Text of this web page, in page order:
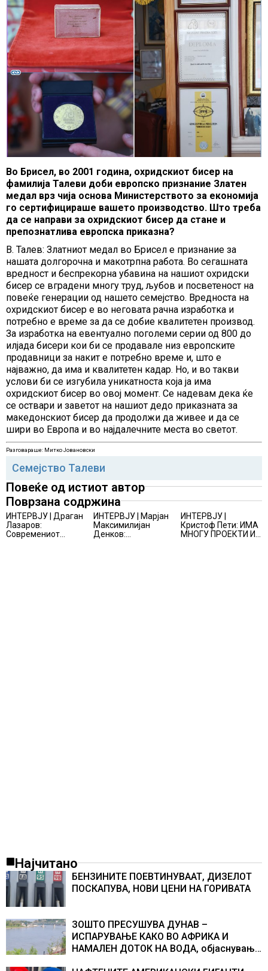
Во Брисел, во 2001 година, охридскиот бисер на
фамилија Талеви доби европско признание Златен
медал врз чија основа Министерството за економија
го сертифицираше вашето производство. Што треба
да се направи за охридскиот бисер да стане и
препознатлива европска приказна?
В. Талев: Златниот медал во Брисел е признание за
нашата долгорочна и макотрпна работа. Во сегашната
вредност и беспрекорна убавина на нашиот охридски
бисер се вградени мнoгу труд, љубов и посветеност на
повеќе генерации од нашето семејство. Вредноста на
охридскиот бисер е во неговата рачна изработка и
потребно е време за да се добие квалитетен производ.
За изработка на евентуално поголеми серии од 800 до
илјада бисери кои би се продавале низ европските
продавници за накит е потребно време и, што е
најважно, да има и квалитетен кадар. Но, и во такви
услови би се изгубила уникатноста која ја има
охридскиот бисер во овој момент. Се надевам дека ќе
се оствари и заветот на нашиот дедо приказната за
македонскиот бисер да продолжи да живее и да се
шири во Европа и во најдалечните места во светот.
Разговараше: Митко Јовановски
Семејство Талеви
Повеќе од истиот автор
Поврзана содржина
ИНТЕРВЈУ | Драган
Лазаров:
Современиот
ИНТЕРВЈУ | Марјан
Максимилијан
Денков:
ИНТЕРВЈУ |
Кристоф Пети: ИМА
МНОГУ ПРОЕКТИ И
Најчитано
БЕНЗИНИТЕ ПОЕВТИНУВААТ, ДИЗЕЛОТ
ПОСКАПУВА, НОВИ ЦЕНИ НА ГОРИВАТА
ЗОШТО ПРЕСУШУВА ДУНАВ –
ИСПАРУВАЊЕ КАКО ВО АФРИКА И
НАМАЛЕН ДОТОК НА ВОДА, објаснување